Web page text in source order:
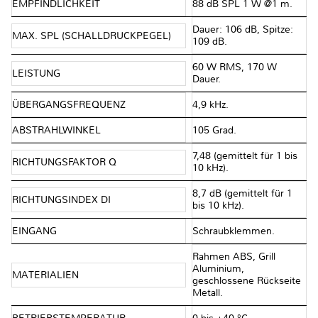
EMPFINDLICHKEIT 88 dB SPL 1 W @1 m.
MAX. SPL (SCHALLDRUCKPEGEL)
Dauer: 106 dB, Spitze:
109 dB.
LEISTUNG
60 W RMS, 170 W
Dauer.
ÜBERGANGSFREQUENZ 4,9 kHz.
ABSTRAHLWINKEL 105 Grad.
RICHTUNGSFAKTOR Q
7,48 (gemittelt für 1 bis
10 kHz).
RICHTUNGSINDEX DI
8,7 dB (gemittelt für 1
bis 10 kHz).
EINGANG Schraubklemmen.
MATERIALIEN
Rahmen ABS, Grill
Aluminium,
geschlossene Rückseite
Metall.